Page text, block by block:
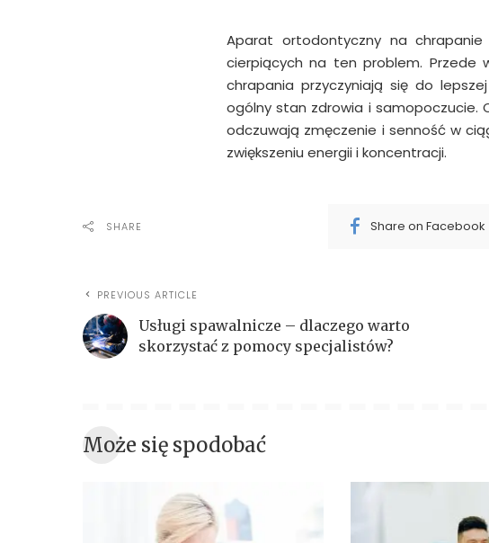
Aparat ortodontyczny na
cierpiących na ten problem. Przede
chrapania przyczyniają się do
ogólny stan zdrowia i samopoczucie.
odczuwają zmęczenie i senność w
zwiększeniu energii i koncentracji.
SHARE Share on Facebook
PREVIOUS ARTICLE
Usługi spawalnicze – dlaczego warto
skorzystać z pomocy specjalistów?
Może się spodobać